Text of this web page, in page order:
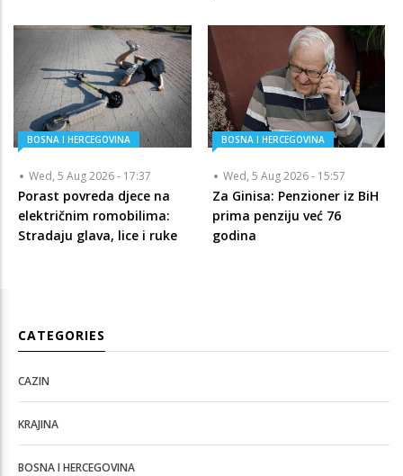
BOSNA I HERCEGOVINA
Wed, 5 Aug 2026 - 17:37
Porast povreda djece na
električnim romobilima:
Stradaju glava, lice i ruke
BOSNA I HERCEGOVINA
Wed, 5 Aug 2026 - 15:57
Za Ginisa: Penzioner iz BiH
prima penziju već 76
godina
CATEGORIES
CAZIN
KRAJINA
BOSNA I HERCEGOVINA